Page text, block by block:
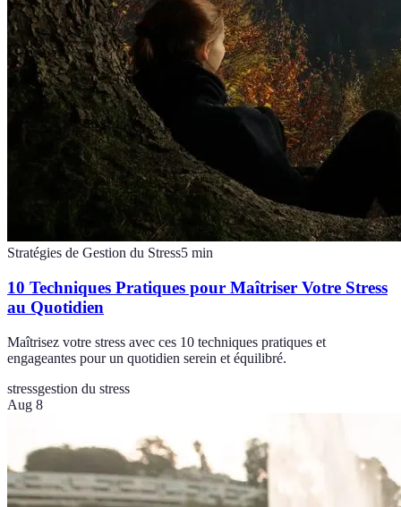
Stratégies de Gestion du Stress5 min
10 Techniques Pratiques pour Maîtriser Votre Stress
au Quotidien
Maîtrisez votre stress avec ces 10 techniques pratiques et
engageantes pour un quotidien serein et équilibré.
stressgestion du stress
Aug 8